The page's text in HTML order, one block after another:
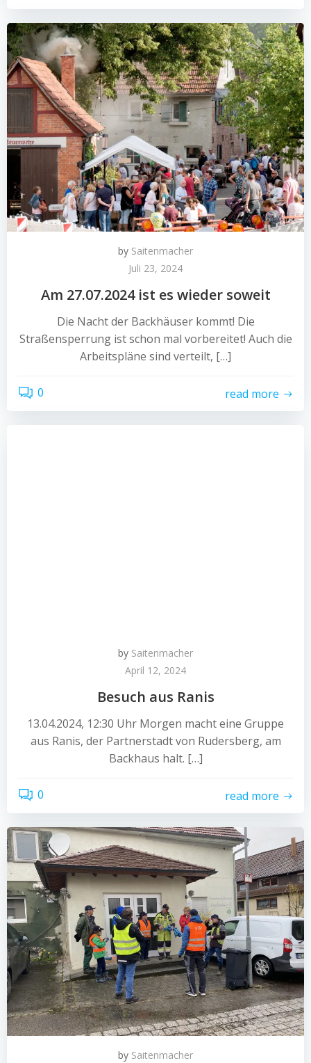
by Saitenmacher
Juli 23, 2024
Am 27.07.2024 ist es wieder soweit
Die Nacht der Backhäuser kommt! Die
Straßensperrung ist schon mal vorbereitet! Auch die
Arbeitspläne sind verteilt, […]
0 read more
by Saitenmacher
April 12, 2024
Besuch aus Ranis
13.04.2024, 12:30 Uhr Morgen macht eine Gruppe
aus Ranis, der Partnerstadt von Rudersberg, am
Backhaus halt. […]
0 read more
by Saitenmacher